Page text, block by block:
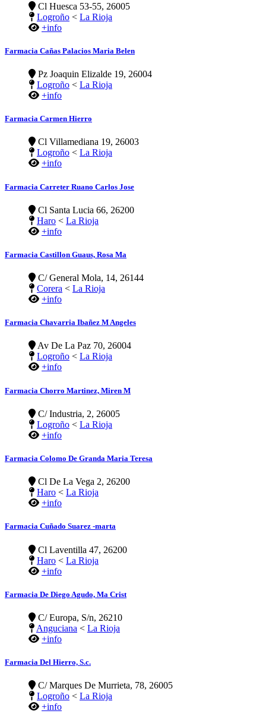
Cl Huesca 53-55, 26005
Logroño < La Rioja
+info
Farmacia Cañas Palacios Maria Belen
Pz Joaquin Elizalde 19, 26004
Logroño < La Rioja
+info
Farmacia Carmen Hierro
Cl Villamediana 19, 26003
Logroño < La Rioja
+info
Farmacia Carreter Ruano Carlos Jose
Cl Santa Lucia 66, 26200
Haro < La Rioja
+info
Farmacia Castillon Guaus, Rosa Ma
C/ General Mola, 14, 26144
Corera < La Rioja
+info
Farmacia Chavarria Ibañez M Angeles
Av De La Paz 70, 26004
Logroño < La Rioja
+info
Farmacia Chorro Martinez, Miren M
C/ Industria, 2, 26005
Logroño < La Rioja
+info
Farmacia Colomo De Granda Maria Teresa
Cl De La Vega 2, 26200
Haro < La Rioja
+info
Farmacia Cuñado Suarez -marta
Cl Laventilla 47, 26200
Haro < La Rioja
+info
Farmacia De Diego Agudo, Ma Crist
C/ Europa, S/n, 26210
Anguciana < La Rioja
+info
Farmacia Del Hierro, S.c.
C/ Marques De Murrieta, 78, 26005
Logroño < La Rioja
+info